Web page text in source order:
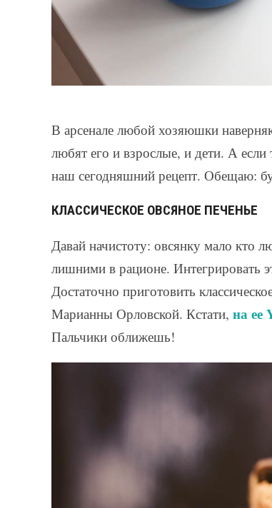
В арсенале любой хозяюшки
любят его и взрослые, и дети. А
наш сегодняшний рецепт. Обещаю:
КЛАССИЧЕСКОЕ ОВСЯНОЕ ПЕЧЕНЬЕ
Давай начистоту: овсянку мало кто
лишними в рационе. Интегрировать
Достаточно приготовить
Марианны Орловской. Кстати, на ее
Пальчики оближешь!